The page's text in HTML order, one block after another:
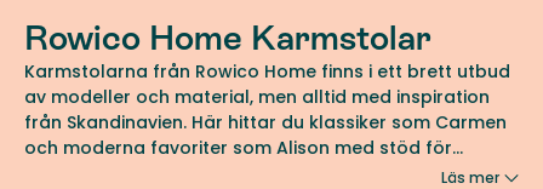
Rowico Home Karmstolar
Karmstolarna från Rowico Home finns i ett brett utbud
av modeller och material, men alltid med inspiration
från Skandinavien. Här hittar du klassiker som Carmen
och moderna favoriter som Alison med stöd för
armarna. Hitta din favorit från Rowico Home hos oss
Läs mer